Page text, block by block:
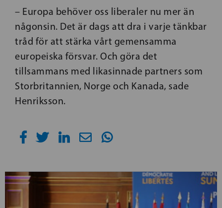
– Europa behöver oss liberaler nu mer än
någonsin. Det är dags att dra i varje tänkbar
tråd för att stärka vårt gemensamma
europeiska försvar. Och göra det
tillsammans med likasinnade partners som
Storbritannien, Norge och Kanada, sade
Henriksson.